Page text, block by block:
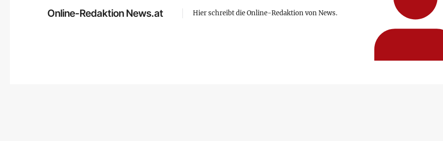
Online-Redaktion News.at Hier schreibt die Online-Redaktion von News.